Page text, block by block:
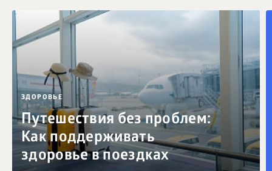
ЗДОРОВЬЕ
Путешествия без проблем:
Как поддерживать
здоровье в поездках